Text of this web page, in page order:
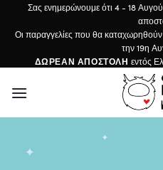
Μετάβαση
περιεχόμενο
Σας ενημερώνουμε ότι 4 - 18
Οι παραγγελίες που θα
την 19η
ΔΩΡΕΑΝ ΑΠΟΣΤΟΛΗ εντός